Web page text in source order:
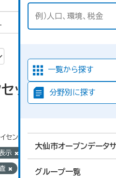
一覧から探す
分野別に探す
大仙市オープンデータ
グループ一覧
ットが見つか
センス:
示